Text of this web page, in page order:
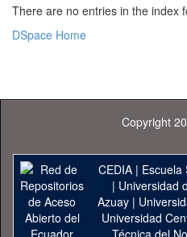
There are no entries in the index
DSpace Home
Copyright
CEDIA| Escuela
| Universidad
Azuay|
Universidad
Técnica del